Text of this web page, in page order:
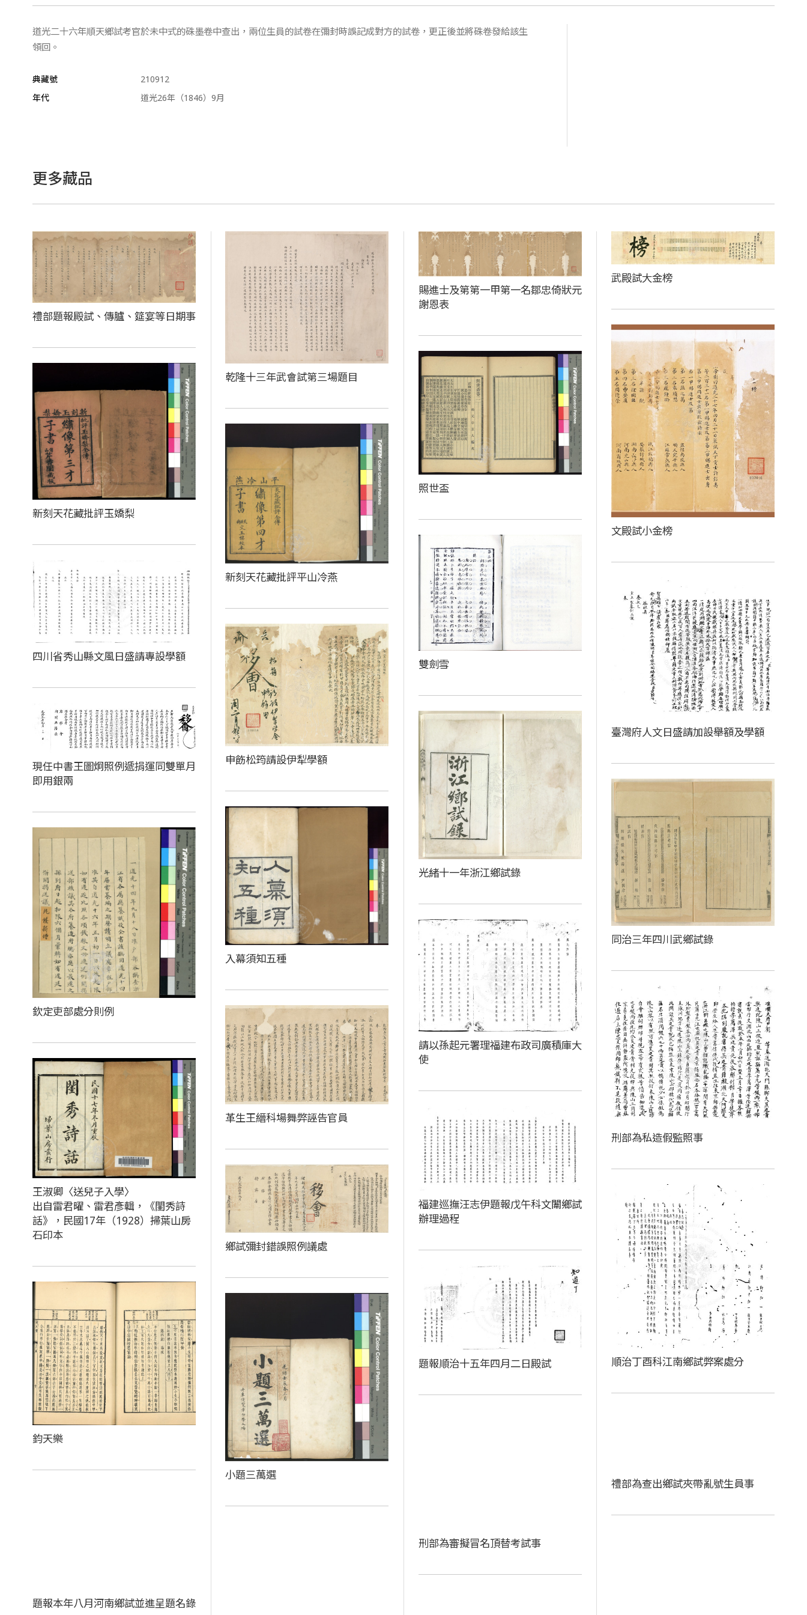
道光二十六年順天鄉試考官於未中式的硃墨卷中查出，兩位生員的試卷在彌封時誤記成對方的試卷，更正後並將硃卷發給該生
領回。
典藏號
210912
年代
道光26年（1846）9月
更多藏品
禮部題報殿試、傳臚、筵宴等日期事
乾隆十三年武會試第三場題目
賜進士及第第一甲第一名鄒忠倚狀元
謝恩表
武殿試大金榜
文殿試小金榜
照世盃
新刻天花藏批評玉嬌梨
新刻天花藏批評平山冷燕
雙劍雪
四川省秀山縣文風日盛請專設學額
臺灣府人文日盛請加設舉額及學額
申飭松筠請設伊犁學額
現任中書王圖炯照例遞捐運同雙單月
即用銀兩
光緒十一年浙江鄉試錄
同治三年四川武鄉試錄
入幕須知五種
欽定吏部處分則例
請以孫起元署理福建布政司廣積庫大
使
刑部為私造假監照事
革生王縉科場舞弊誣告官員
王淑卿〈送兒子入學〉
出自雷君曜、雷君彥輯，《閨秀詩
話》，民國17年（1928）掃葉山房
石印本
福建巡撫汪志伊題報戊午科文闈鄉試
辦理過程
鄉試彌封錯誤照例議處
順治丁酉科江南鄉試弊案處分
題報順治十五年四月二日殿試
鈞天樂
小題三萬選
禮部為查出鄉試夾帶亂號生員事
刑部為審擬冒名頂替考試事
題報本年八月河南鄉試並進呈題名錄